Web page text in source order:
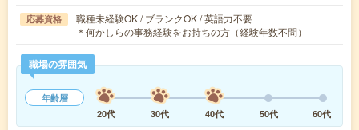
応募資格
職種未経験OK / ブランクOK / 英語力不要
＊何かしらの事務経験をお持ちの方（経験年数不問）
職場の雰囲気
年齢層
20代
30代 40代 50代 60代